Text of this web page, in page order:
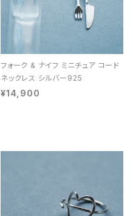
フォーク & ナイフ ミニチュア コード
ネックレス シルバー925
¥14,900